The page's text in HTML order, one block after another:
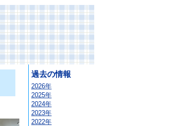
過去の情報
2026年
2025年
2024年
2023年
2022年